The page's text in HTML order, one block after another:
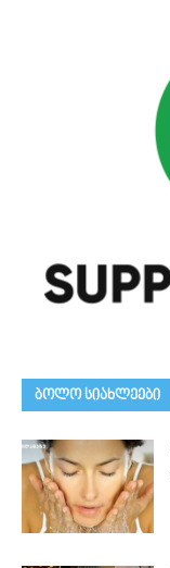
ᲑᲝᲚᲝ ᲡᲘᲐᲮᲚᲔᲔᲑᲘ